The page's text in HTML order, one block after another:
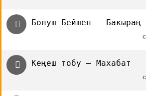
Болуш Бейшен — Бакыраң
Кеңеш тобу — Махабат